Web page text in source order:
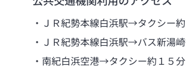
ＪＲ紀勢本線白浜駅→タクシー
ＪＲ紀勢本線白浜駅→バス新湯
南紀白浜空港→タクシー約１５分